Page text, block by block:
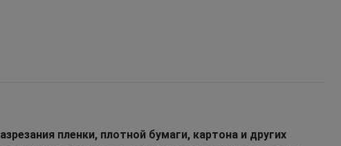
пленки, плотной бумаги, картона и других